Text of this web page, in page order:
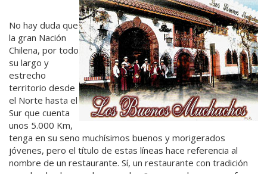
No hay duda que
la gran Nación
Chilena, por todo
su largo y
estrecho
territorio desde
el Norte hasta el
Sur que cuenta
unos 5.000 Km,
tenga en su seno muchísimos buenos y morigerados
jóvenes, pero el título de estas líneas hace referencia al
nombre de un restaurante. Sí, un restaurante con tradición